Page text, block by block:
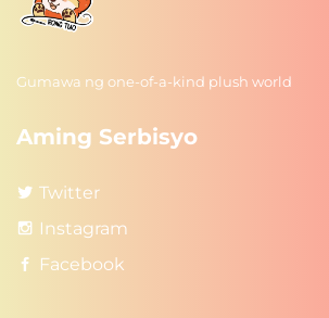
Gumawa ng one-of-a-kind plush world
Aming Serbisyo
Twitter
Instagram
Facebook